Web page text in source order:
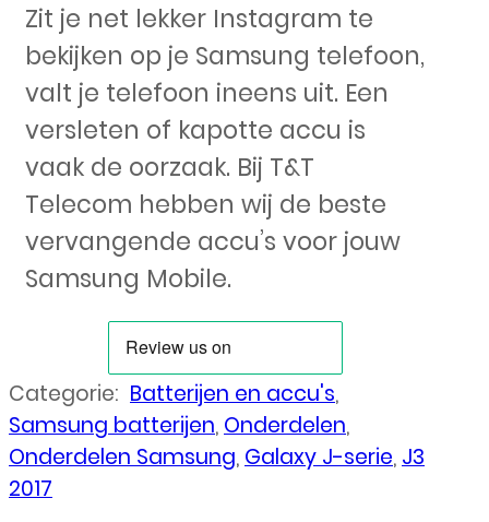
Zit je net lekker Instagram te
bekijken op je Samsung telefoon,
valt je telefoon ineens uit. Een
versleten of kapotte accu is
vaak de oorzaak. Bij T&T
Telecom hebben wij de beste
vervangende accu’s voor jouw
Samsung Mobile.
Categorie: Batterijen en accu's,
Samsung batterijen,Onderdelen,
Onderdelen Samsung,Galaxy J-serie,J3
2017